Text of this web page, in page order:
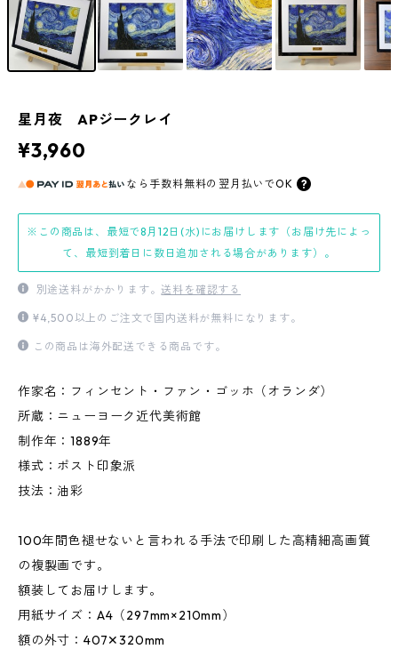
星月夜 APジークレイ
¥3,960
なら 手数料無料の 翌月払いでOK
※この商品は、最短で8月12日(水)にお届けします（お届け先によっ
て、最短到着日に数日追加される場合があります）。
別途送料がかかります。送料を確認する
¥4,500以上のご注文で国内送料が無料になります。
この商品は海外配送できる商品です。
作家名：フィンセント・ファン・ゴッホ（オランダ）
所蔵：ニューヨーク近代美術館
制作年：1889年
様式：ポスト印象派
技法：油彩
100年間色褪せないと言われる手法で印刷した高精細高画質
の複製画です。
額装してお届けします。
用紙サイズ：A4（297mm×210mm）
額の外寸：407✕320mm